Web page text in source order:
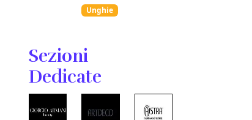
Unghie
Sezioni
Dedicate